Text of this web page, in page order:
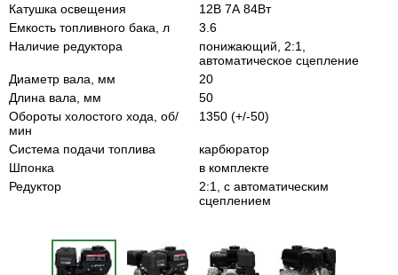
Катушка освещения
12В 7А 84Вт
Емкость топливного бака, л
3.6
Наличие редуктора
понижающий, 2:1,
автоматическое сцепление
Диаметр вала, мм
20
Длина вала, мм
50
Обороты холостого хода, об/
мин
1350 (+/-50)
Система подачи топлива
карбюратор
Шпонка
в комплекте
Редуктор
2:1, с автоматическим
сцеплением